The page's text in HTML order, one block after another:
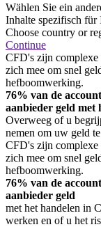
Wählen Sie ein
Inhalte spezifisch für
Choose country or
Continue
CFD's zijn complexe
zich mee om snel
hefboomwerking.
76% van de
aanbieder geld met
Overweeg of u
nemen om uw geld
CFD's zijn complexe
zich mee om snel
hefboomwerking.
76% van de
aanbieder geld
met het handelen in
werken en of u het